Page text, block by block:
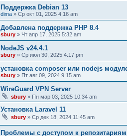
Поддержка Debian 13
dima » Ср окт 01, 2025 4:16 am
Добавлена поддержка PHP 8.4
sbury » Чт апр 17, 2025 5:32 am
NodeJS v24.4.1
sbury » Ср июл 30, 2025 4:17 pm
установка composer или nodejs
sbury » Пт авг 09, 2024 9:15 am
WireGuard VPN Server
sbury » Пн мар 03, 2025 10:34 am
Установка Laravel 11
sbury » Ср дек 18, 2024 11:45 am
Проблемы с доступом к